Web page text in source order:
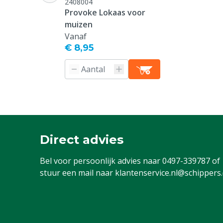
KleurProvoke Lokaas voor
muizen
Vanaf
€ 8,95
Direct advies
Bel voor persoonlijk advies naar0497-339787of
stuur een mail naar